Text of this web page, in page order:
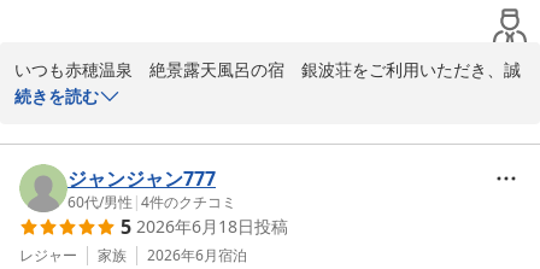
いつも赤穂温泉　絶景露天風呂の宿　銀波荘をご利用いただき、誠
にありがとうございます。
何度も当館へ足をお運びいただき、このように温かいお言葉を頂戴
できましたこと、心より感謝申し上げます。
温泉やお食事、そして接客につきましても、変わらぬご愛顧をいた
だき大変嬉しく思います。
続きを読む
ジャンジャン777
60代/男性 |4件のクチコミ
5 2026年6月18日投稿
レジャー 家族 2026年6月宿泊